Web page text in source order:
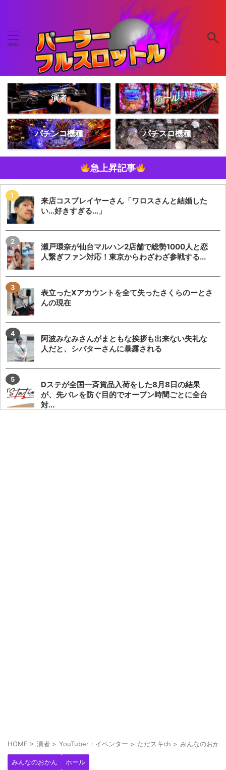
演者 ホール
パチンコ機種 パチスロ機種
急上昇記事
来店コスプレイヤーさん「ワロスさんと結婚した
い…好きすぎる…」
瀬戸環奈が仙台マルハン2店舗で総勢1000人と恋
人繋ぎファン対応！東京からわざわざ参戦する...
表立ったXアカウントを全て失ったさくらのーとさ
んの現在
阿波みなみさんがまともな挨拶も出来ない失礼な
人だと、シバターさんに暴露される
Dステが全国一斉賞品入荷をした8月8日の結果
が、先バレを防ぐ目的でオープン時間ごとに全台
対...
HOME > 演者 > YouTuber・イベンター > ただスキch > みんなのおかん
みんなのおかん ホール